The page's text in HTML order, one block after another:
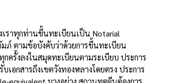
เราทุกท่านขึ้นทะเบียนเป็น Notarial
ภ์ ตามข้อบังคับว่าด้วยการขึ้นทะเบียน
รั้งลงในสมุดทะเบียนตามระเบียบ ประการ
อกสารถึงเขตวังทองหลางโดยตรง ประการ